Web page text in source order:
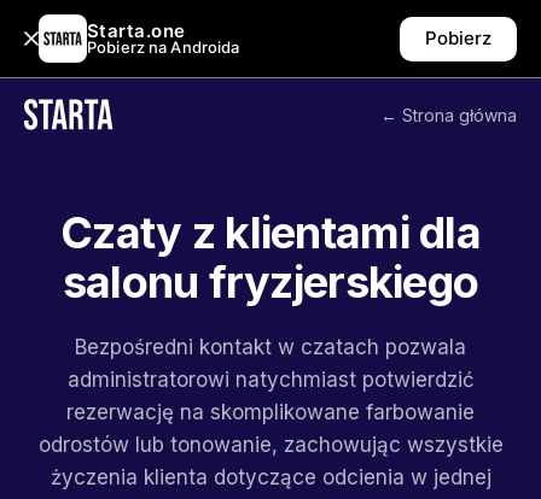
Starta.one
Pobierz na Androida Pobierz
← Strona główna
Czaty z klientami dla
salonu fryzjerskiego
Bezpośredni kontakt w czatach pozwala
administratorowi natychmiast potwierdzić
rezerwację na skomplikowane farbowanie
odrostów lub tonowanie, zachowując wszystkie
życzenia klienta dotyczące odcienia w jednej